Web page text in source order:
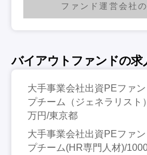
ファンド運営会社
バイアウトファンドの求
大手事業会社出資PEファ
プチーム（ジェネラリスト
万円/東京都
大手事業会社出資PEファ
プチーム(HR専門人材)/